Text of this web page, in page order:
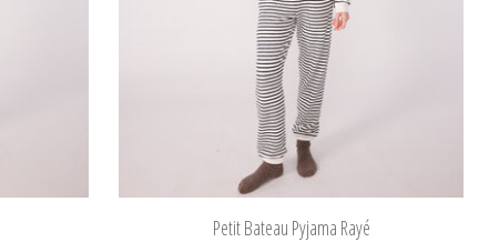
Petit Bateau Pyjama Rayé